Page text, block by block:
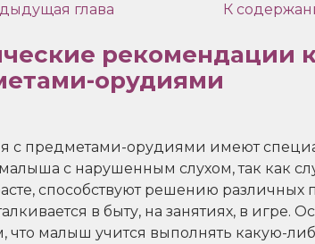
глава К
рекомендации
орудиями
с предметами-орудиями имеют
с нарушенным слухом, так как
способствуют решению различных
в быту, на занятиях, в
что малыш учится выполнять какую-